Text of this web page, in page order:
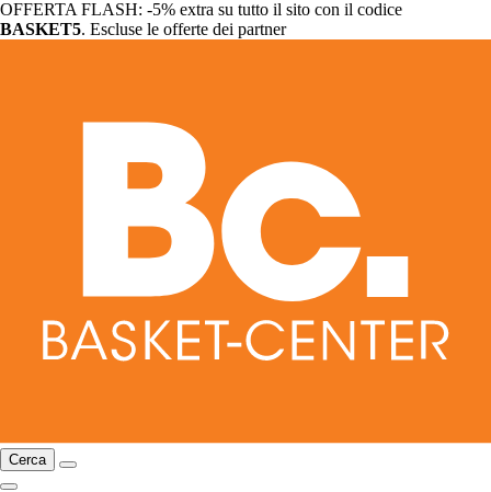
OFFERTA FLASH: -5% extra su tutto il sito con il codice
BASKET5. Escluse le offerte dei partner
Cerca